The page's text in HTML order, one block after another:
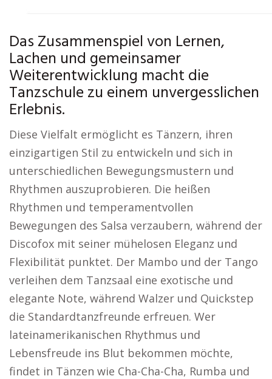
Das Zusammenspiel von Lernen,
Lachen und gemeinsamer
Weiterentwicklung macht die
Tanzschule zu einem unvergesslichen
Erlebnis.
Diese Vielfalt ermöglicht es Tänzern, ihren
einzigartigen Stil zu entwickeln und sich in
unterschiedlichen Bewegungsmustern und
Rhythmen auszuprobieren. Die heißen
Rhythmen und temperamentvollen
Bewegungen des Salsa verzaubern, während der
Discofox mit seiner mühelosen Eleganz und
Flexibilität punktet. Der Mambo und der Tango
verleihen dem Tanzsaal eine exotische und
elegante Note, während Walzer und Quickstep
die Standardtanzfreunde erfreuen. Wer
lateinamerikanischen Rhythmus und
Lebensfreude ins Blut bekommen möchte,
findet in Tänzen wie Cha-Cha-Cha, Rumba und